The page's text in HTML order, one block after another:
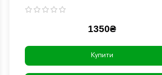
1350₴
Купити